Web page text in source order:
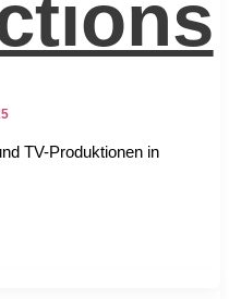
TV-Pro­duk­tio­nen in